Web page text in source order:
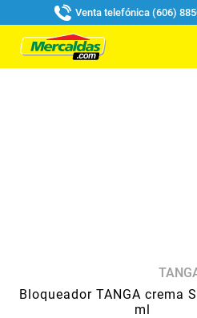
Venta telefónica (606)
Bloqueador TANGA crema
ml